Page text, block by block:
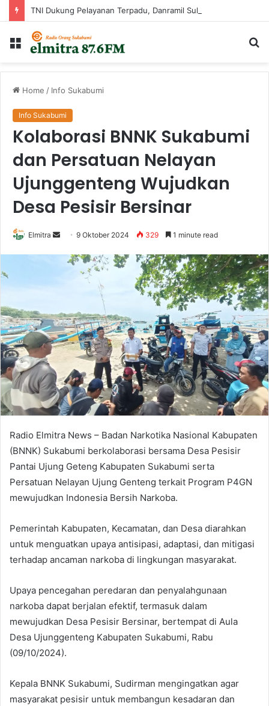
Menu
Home / Info Sukabumi
Info Sukabumi
Kolaborasi BNNK Sukabumi
dan Persatuan Nelayan
Ujunggenteng Wujudkan
Desa Pesisir Bersinar
Elmitra
Send
email
9 Oktober 2024 329 1 minute read
Radio Elmitra News – Badan Narkotika Nasional Kabupaten
(BNNK) Sukabumi berkolaborasi bersama Desa Pesisir
Pantai Ujung Geteng Kabupaten Sukabumi serta
Persatuan Nelayan Ujung Genteng terkait Program P4GN
mewujudkan Indonesia Bersih Narkoba.
Pemerintah Kabupaten, Kecamatan, dan Desa diarahkan
untuk menguatkan upaya antisipasi, adaptasi, dan mitigasi
terhadap ancaman narkoba di lingkungan masyarakat.
Upaya pencegahan peredaran dan penyalahgunaan
narkoba dapat berjalan efektif, termasuk dalam
mewujudkan Desa Pesisir Bersinar, bertempat di Aula
Desa Ujunggenteng Kabupaten Sukabumi, Rabu
(09/10/2024).
Kepala BNNK Sukabumi, Sudirman mengingatkan agar
masyarakat pesisir untuk membangun kesadaran dan